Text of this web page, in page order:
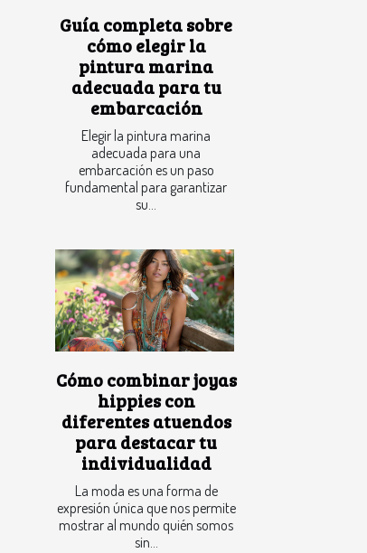
Guía completa sobre
cómo elegir la
pintura marina
adecuada para tu
embarcación
Elegir la pintura marina
adecuada para una
embarcación es un paso
fundamental para garantizar
su...
Cómo combinar joyas
hippies con
diferentes atuendos
para destacar tu
individualidad
La moda es una forma de
expresión única que nos permite
mostrar al mundo quién somos
sin...